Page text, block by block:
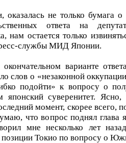
оказалась не только
ответа на
нам остается только
службы МИД Японии.
варианте
слов о «незаконной
подойти» к вопросу о
японский суверенитет.
момент, скорее всего,
что вопрос поднял глава
мне несколько лет
позиции Токио по вопросу о